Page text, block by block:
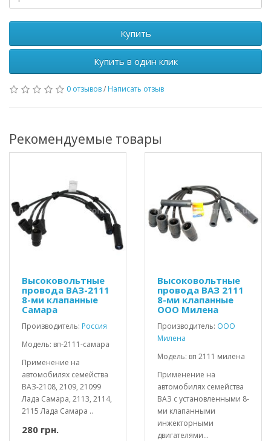
Купить
Купить в один клик
0 отзывов/ Написать отзыв
Рекомендуемые товары
Высоковольтные
провода ВАЗ-2111
8-ми клапанные
Самара
Производитель: Россия
Модель: вп-2111-самара
Применение на
автомобилях семейства
ВАЗ-2108, 2109, 21099
Лада Самара, 2113, 2114,
2115 Лада Самара ..
280 грн.
Высоковольтные
провода ВАЗ 2111
8-ми клапанные
ООО Милена
Производитель: ООО
Милена
Модель: вп 2111 милена
Применение на
автомобилях семейства
ВАЗ с установленными 8-
ми клапанными
инжекторными
двигателями...